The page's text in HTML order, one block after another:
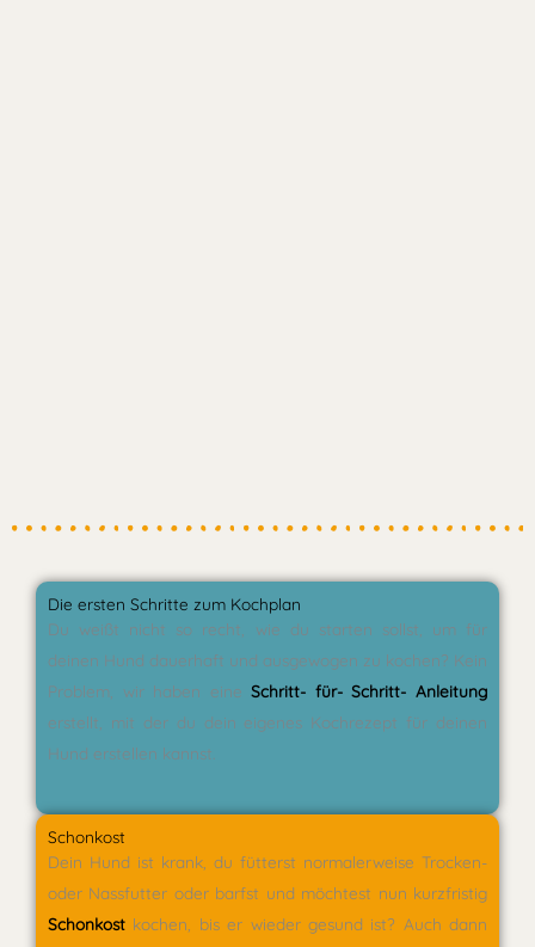
Die ersten Schritte zum Kochplan
Du weißt nicht so recht, wie du starten sollst, um für
deinen Hund dauerhaft und ausgewogen zu kochen? Kein
Problem, wir haben eineSchritt- für- Schritt- Anleitung
erstellt, mit der du dein eigenes Kochrezept für deinen
Hund erstellen kannst.
Schonkost
Dein Hund ist krank, du fütterst normalerweise Trocken-
oder Nassfutter oder barfst und möchtest nun kurzfristig
Schonkost kochen, bis er wieder gesund ist? Auch dann